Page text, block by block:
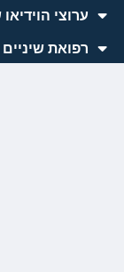
ערוצי
רפואת שיניים